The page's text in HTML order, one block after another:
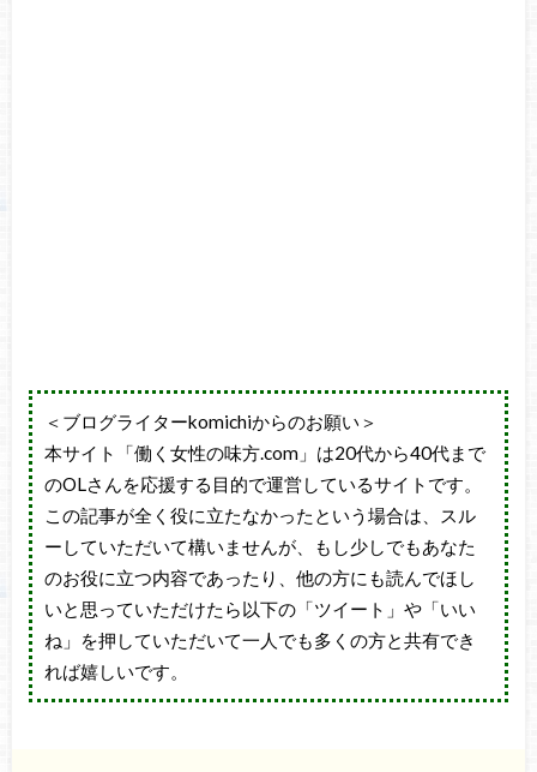
＜ブログライターkomichiからのお願い＞
本サイト「働く女性の味方.com」は20代から40代まで
のOLさんを応援する目的で運営しているサイトです。
この記事が全く役に立たなかったという場合は、スル
ーしていただいて構いませんが、もし少しでもあなた
のお役に立つ内容であったり、他の方にも読んでほし
いと思っていただけたら以下の「ツイート」や「いい
ね」を押していただいて一人でも多くの方と共有でき
れば嬉しいです。